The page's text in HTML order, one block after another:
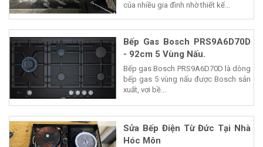
của nhiều gia đình nhờ thiết kế...
Bếp Gas Bosch PRS9A6D70D
- 92cm 5 Vùng Nấu.
Bếp gas Bosch PRS9A6D70D là dòng
bếp gas 5 vùng nấu được Bosch sản
xuất, vơi bề...
Sửa Bếp Điện Từ Đức Tại Nhà
Hóc Môn